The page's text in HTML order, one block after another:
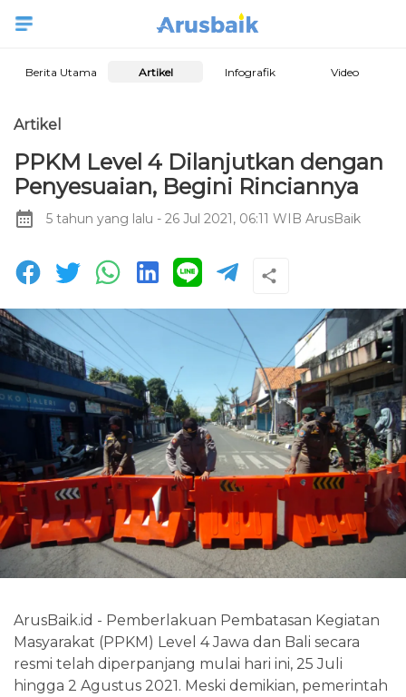
Berita Utama Artikel Infografik Video
Artikel
PPKM Level 4 Dilanjutkan dengan
Penyesuaian, Begini Rinciannya
5 tahun yang lalu - 26 Jul 2021, 06:11 WIB ArusBaik
ArusBaik.id - Pemberlakuan Pembatasan Kegiatan
Masyarakat (PPKM) Level 4 Jawa dan Bali secara
resmi telah diperpanjang mulai hari ini, 25 Juli
hingga 2 Agustus 2021. Meski demikian, pemerintah